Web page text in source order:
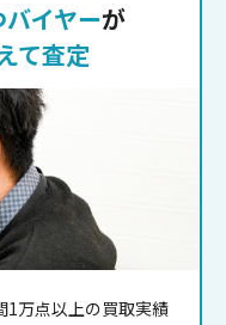
イヤーが
て査定
1万点以上の買取実績